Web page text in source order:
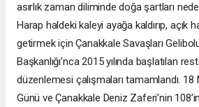
asırlık zaman diliminde doğa şartları
Harap haldeki kaleyi ayağa kaldırıp, açık
getirmek için Çanakkale Savaşları
Başkanlığı’nca 2015 yılında başlatılan
düzenlemesi çalışmaları tamamlandı.
Günü ve Çanakkale Deniz Zaferi’nin